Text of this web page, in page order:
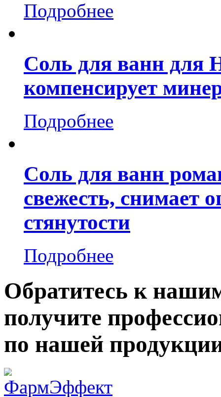
Подробнее
Соль для ванн
компенсирует
Подробнее
Соль для ванн
свежесть, снимает
стянутости
Подробнее
Обратитесь к
получите
по нашей